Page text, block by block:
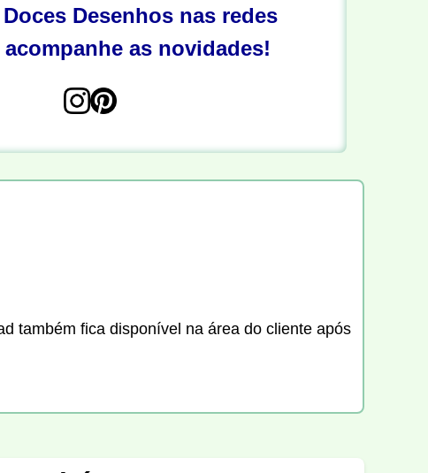
Desenhos nas redes
as novidades!
também fica disponível na área do cliente após